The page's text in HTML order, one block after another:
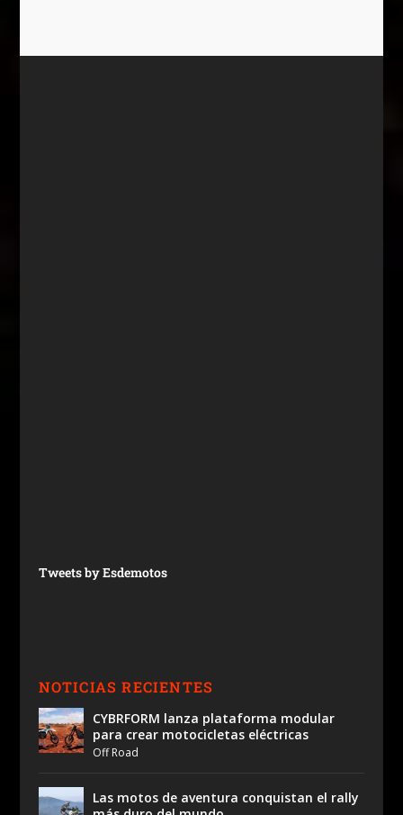
Tweets by Esdemotos
NOTICIAS RECIENTES
CYBRFORM lanza plataforma modular
para crear motocicletas eléctricas
Off Road
Las motos de aventura conquistan el rally